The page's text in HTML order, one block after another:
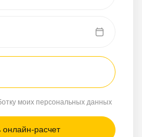
моих персональных данных